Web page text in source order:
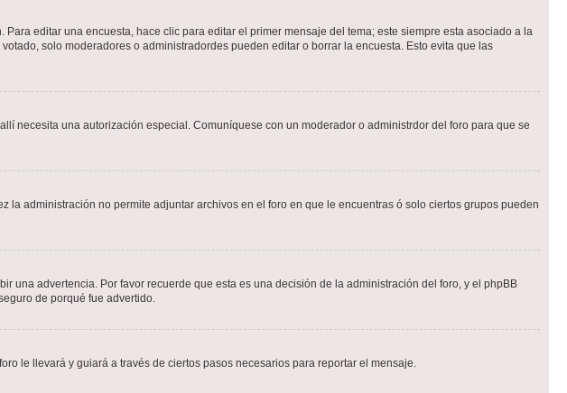
editar una encuesta, hace clic para editar el primer mensaje del tema; este siempre esta asociado a la
solo moderadores o administradordes pueden editar o borrar la encuesta. Esto evita que las
necesita una autorización especial. Comuníquese con un moderador o administrdor del foro para que se
administración no permite adjuntar archivos en el foro en que le encuentras ó solo ciertos grupos pueden
una advertencia. Por favor recuerde que esta es una decisión de la administración del foro, y el phpBB
de porqué fue advertido.
le llevará y guiará a través de ciertos pasos necesarios para reportar el mensaje.